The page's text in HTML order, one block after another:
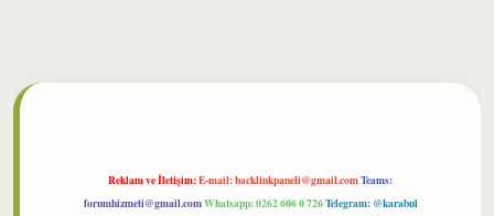
Reklam ve İletişim:E-mail:backlinkpaneli@gmail.comTeams:
forumhizmeti@gmail.comWhatsapp: 0262 606 0 726Telegram: @karabul